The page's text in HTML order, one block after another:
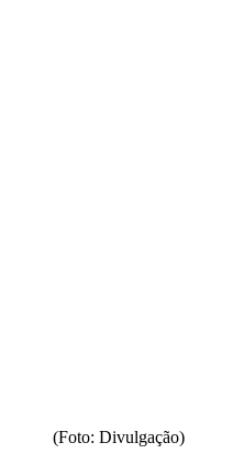
(Foto: Divulgação)